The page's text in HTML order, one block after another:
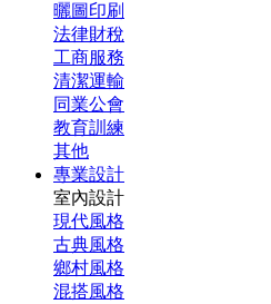
曬圖印刷
法律財稅
工商服務
清潔運輸
同業公會
教育訓練
其他
專業設計
室內設計
現代風格
古典風格
鄉村風格
混搭風格